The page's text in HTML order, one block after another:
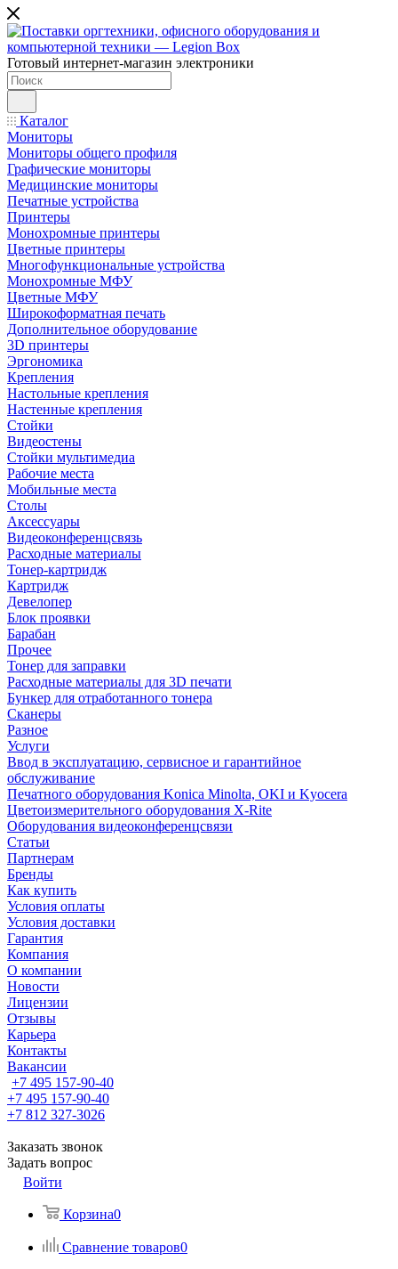
Готовый интернет-магазин электроники
Каталог
Мониторы
Мониторы общего профиля
Графические мониторы
Медицинские мониторы
Печатные устройства
Принтеры
Моноxромныe принтеры
Цвeтныe принтеры
Многофункциональные устройства
Монохромные МФУ
Цветные МФУ
Широкоформатная печать
Дополнительное оборудование
3D принтеры
Эргономика
Крепления
Настольные крепления
Настенные крепления
Стойки
Видеостены
Стойки мультимедиа
Рабочие места
Мобильные места
Столы
Аксессуары
Видеоконференцсвязь
Расходные материалы
Тонер-картридж
Картридж
Девелопер
Блок проявки
Барабан
Прочее
Тонер для заправки
Расходные материалы для 3D печати
Бункер для отработанного тонера
Сканеры
Разное
Услуги
Ввод в эксплуатацию, сервисное и гарантийное
обслуживание
Печатного оборудования Konica Minolta, OKI и Kyocera
Цветоизмерительного оборудования X-Rite
Оборудования видеоконференцсвязи
Статьи
Партнерам
Бренды
Как купить
Условия оплаты
Условия доставки
Гарантия
Компания
О компании
Новости
Лицензии
Отзывы
Карьера
Контакты
Вакансии
+7 495 157-90-40
+7 495 157-90-40
+7 812 327-3026
Заказать звонок
Задать вопрос
Войти
Корзина0
Сравнение товаров0